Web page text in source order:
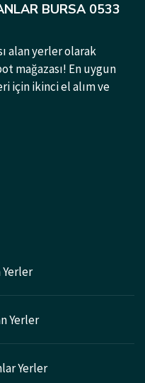
BURSA 0533
alan yerler olarak
mağazası! En uygun
için ikinci el alım ve
Yerler
Yerler
Yerler